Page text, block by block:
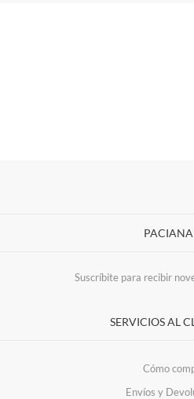
PACIANA
Suscríbite para recibir
SERVICIOS AL
Cómo
Envíos y